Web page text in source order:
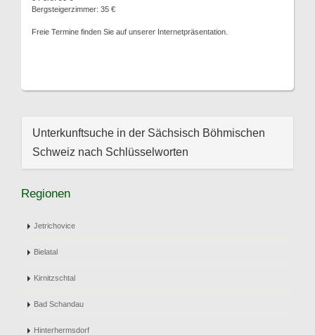
Bergsteigerzimmer: 35 €
Freie Termine finden Sie auf unserer Internetpräsentation.
Unterkunftsuche in der Sächsisch Böhmischen
Schweiz nach Schlüsselworten
Regionen
Jetrichovice
Bielatal
Kirnitzschtal
Bad Schandau
Hinterhermsdorf